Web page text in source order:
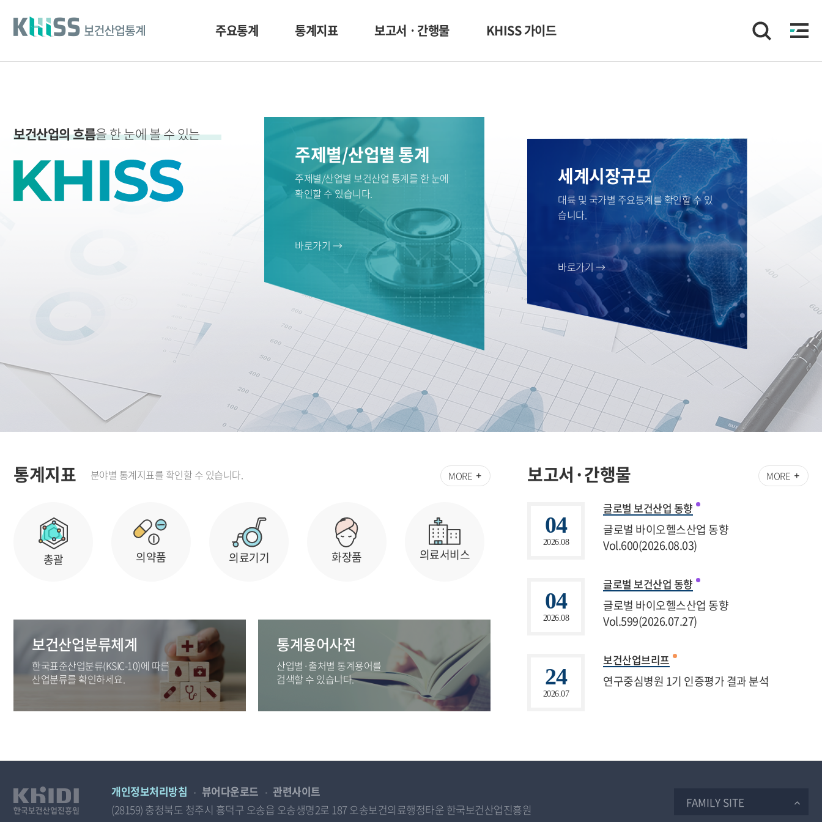
건
주요통계 통계지표 보고서ㆍ간행물 KHISS 가이드
보건산업의 흐름을 한 눈에 볼 수 있는
주제별/산업별 통계
주제별/산업별 보건산업 통계를 한 눈에
확인할 수 있습니다.
바로가기 →
세계시장규모
대륙 및 국가별 주요통계를 확인할 수 있
습니다.
바로가기 →
통계지표 분야별 통계지표를 확인할 수 있습니다.
총괄 의약품 의료기기 화장품 의료서비스
MORE
보건산업분류체계
한국표준산업분류(KSIC-10)에 따른
산업분류를 확인하세요.
통계용어사전
산업별·출처별 통계용어를
검색할 수 있습니다.
보고서·간행물
04
2026.08
글로벌 보건산업 동향
글로벌 바이오헬스산업 동향
Vol.600(2026.08.03)
04
2026.08
글로벌 보건산업 동향
글로벌 바이오헬스산업 동향
Vol.599(2026.07.27)
24
2026.07
보건산업브리프
연구중심병원 1기 인증평가 결과 분석
MORE
개인정보처리방침 뷰어다운로드
관련사이트
(28159) 충청북도 청주시 흥덕구 오송읍 오송생명2로 187 오송보건의료행정타운 한국보건산업진흥원
FAMILY SITE